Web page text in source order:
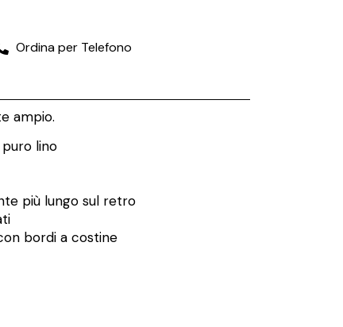
Ordina per Telefono
ampio.
lino
più lungo sul retro
bordi a costine